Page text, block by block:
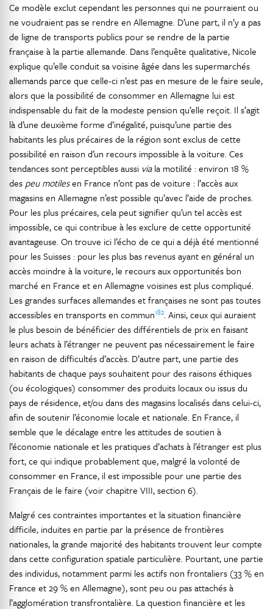
Ce modèle exclut cependant les personnes qui ne pourraient ou
ne voudraient pas se rendre en Allemagne. D’une part, il n’y a pas
de ligne de transports publics pour se rendre de la partie
française à la partie allemande. Dans l’enquête qualitative, Nicole
explique qu’elle conduit sa voisine âgée dans les supermarchés
allemands parce que celle-ci n’est pas en mesure de le faire seule,
alors que la possibilité de consommer en Allemagne lui est
indispensable du fait de la modeste pension qu’elle reçoit. Il s’agit
là d’une deuxième forme d’inégalité, puisqu’une partie des
habitants les plus précaires de la région sont exclus de cette
possibilité en raison d’un recours impossible à la voiture. Ces
tendances sont perceptibles aussi viala motilité : environ 18 %
des peu motilesen France n’ont pas de voiture : l’accès aux
magasins en Allemagne n’est possible qu’avec l’aide de proches.
Pour les plus précaires, cela peut signifier qu’un tel accès est
impossible, ce qui contribue à les exclure de cette opportunité
avantageuse. On trouve ici l’écho de ce qui a déjà été mentionné
pour les Suisses : pour les plus bas revenus ayant en général un
accès moindre à la voiture, le recours aux opportunités bon
marché en France et en Allemagne voisines est plus compliqué.
Les grandes surfaces allemandes et françaises ne sont pas toutes
accessibles en transports en commun182. Ainsi, ceux qui auraient
le plus besoin de bénéficier des différentiels de prix en faisant
leurs achats à l’étranger ne peuvent pas nécessairement le faire
en raison de difficultés d’accès. D’autre part, une partie des
habitants de chaque pays souhaitent pour des raisons éthiques
(ou écologiques) consommer des produits locaux ou issus du
pays de résidence, et/ou dans des magasins localisés dans celui-ci,
afin de soutenir l’économie locale et nationale. En France, il
semble que le décalage entre les attitudes de soutien à
l’économie nationale et les pratiques d’achats à l’étranger est plus
fort, ce qui indique probablement que, malgré la volonté de
consommer en France, il est impossible pour une partie des
Français de le faire (voir chapitre VIII, section 6).
Malgré ces contraintes importantes et la situation financière
difficile, induites en partie par la présence de frontières
nationales, la grande majorité des habitants trouvent leur compte
dans cette configuration spatiale particulière. Pourtant, une partie
des individus, notamment parmi les actifs non frontaliers (33 % en
France et 29 % en Allemagne), sont peu ou pas attachés à
l’agglomération transfrontalière. La question financière et les